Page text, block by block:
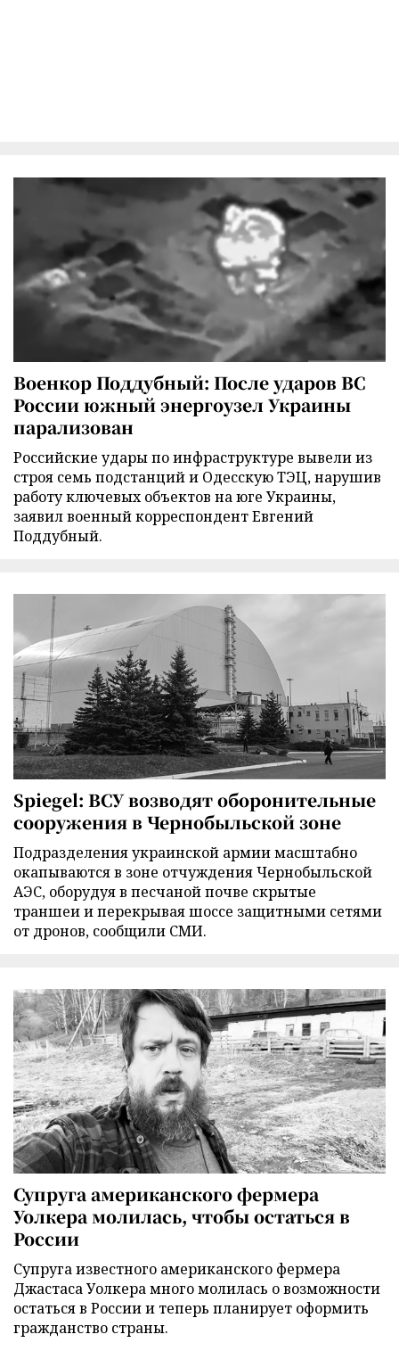
Военкор Поддубный: После ударов ВС
России южный энергоузел Украины
парализован
Российские удары по инфраструктуре вывели из
строя семь подстанций и Одесскую ТЭЦ, нарушив
работу ключевых объектов на юге Украины,
заявил военный корреспондент Евгений
Поддубный.
Spiegel: ВСУ возводят оборонительные
сооружения в Чернобыльской зоне
Подразделения украинской армии масштабно
окапываются в зоне отчуждения Чернобыльской
АЭС, оборудуя в песчаной почве скрытые
траншеи и перекрывая шоссе защитными сетями
от дронов, сообщили СМИ.
Супруга американского фермера
Уолкера молилась, чтобы остаться в
России
Супруга известного американского фермера
Джастаса Уолкера много молилась о возможности
остаться в России и теперь планирует оформить
гражданство страны.